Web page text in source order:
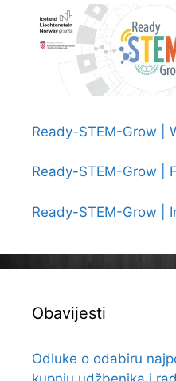
Ready-STEM-Grow |
Ready-STEM-Grow |
Ready-STEM-Grow |
Obavijesti
Odluke o odabiru